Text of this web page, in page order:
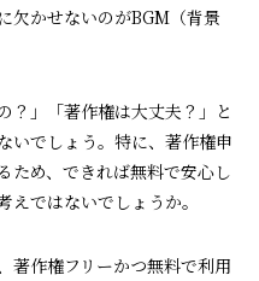
欠かせないのがBGM（背景
？」「著作権は大丈夫？」と
いでしょう。特に、著作権申
ため、できれば無料で安心し
ではないでしょうか。
著作権フリーかつ無料で利用